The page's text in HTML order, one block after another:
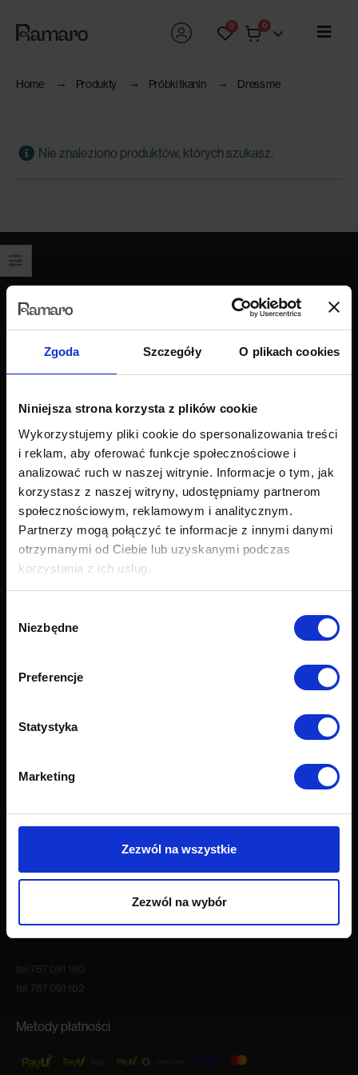
Zgoda Szczegóły O plikach cookies
Niniejsza strona korzysta z plików cookie
Wykorzystujemy pliki cookie do spersonalizowania treści
i reklam, aby oferować funkcje społecznościowe i
analizować ruch w naszej witrynie. Informacje o tym, jak
korzystasz z naszej witryny, udostępniamy partnerom
społecznościowym, reklamowym i analitycznym.
Partnerzy mogą połączyć te informacje z innymi danymi
otrzymanymi od Ciebie lub uzyskanymi podczas
korzystania z ich usług.
zgody
Niezbędne
Preferencje
Statystyka
Marketing
Zezwól na wszystkie
Zezwól na wybór
0 0
Home Produkty Próbki tkanin Dress me
Nie znaleziono produktów, których szukasz.
Wszystkie produkty
Krzesła i fotele
Akcesoria
Obsługa klienta
Export
Dostawa
Zwroty i reklamacje
Najczęściej zadawane pytania (FAQ)
Próbnik tkanin
O firmie
Nasze showroomy
Godziny otwarcia
Sob. 10:00 – 16:00
tel: 787 091 180
tel: 787 091 182
Metody płatności